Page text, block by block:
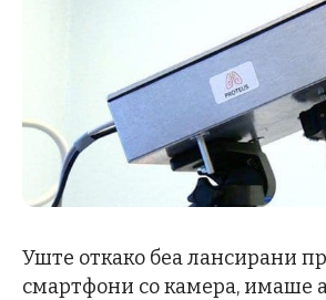
Уште откако беа лансирани
смартфони со камера, имаше